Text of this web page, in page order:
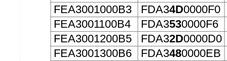
FEA3001000B3
FDA34D0000F0
FEA3001100B4
FDA3530000F6
FEA3001200B5
FDA32D0000D0
FEA3001300B6
FDA3480000EB